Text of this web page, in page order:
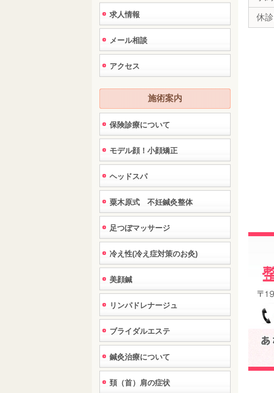
休診
求人情報
メール相談
アクセス
施術案内
保険診療について
モデル顔！小顔矯正
ヘッドスパ
粟木原式 不妊鍼灸整体
足つぼマッサージ
冷え性(冷え症対策のお灸)
美顔鍼
リンパドレナージュ
ブライダルエステ
鍼灸治療について
頚（首）肩の症状